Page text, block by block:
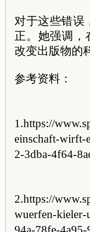
对于这些错误
正。她强调，
改变出版物的
参考资料：
1.https://
einschaft-wirft-
2-3dba-4f64-
2.https://
wuerfen-kieler-